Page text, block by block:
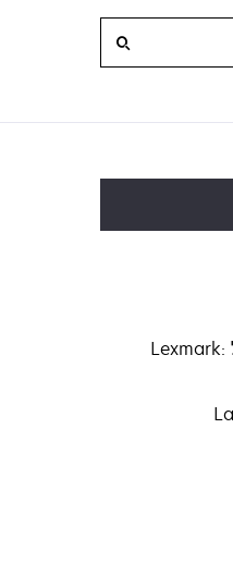
תוכנית איסוף מיכלי דיו\טונר של Lexmark: